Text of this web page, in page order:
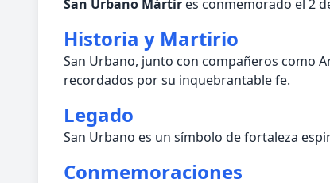
San Urbano Mártir es conmemorado el 2
Historia y Martirio
San Urbano, junto con compañeros como
recordados por su inquebrantable fe.
Legado
San Urbano es un símbolo de fortaleza
Conmemoraciones